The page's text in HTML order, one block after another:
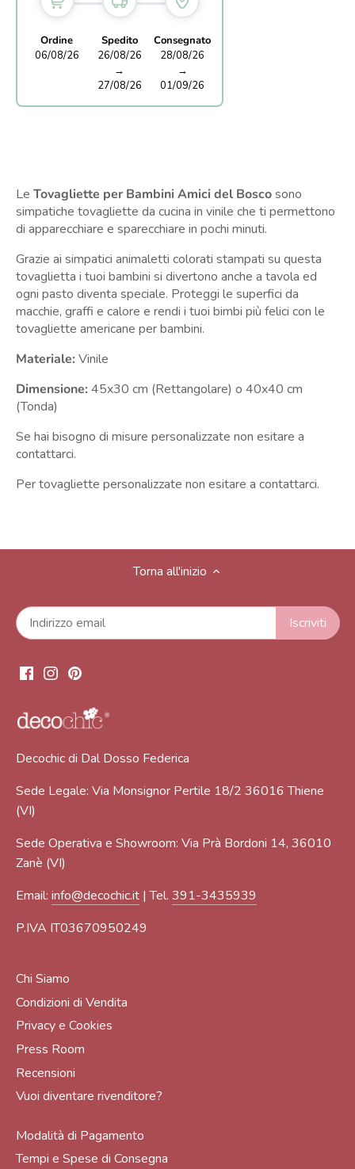
Ordine
06/08/26
Spedito
26/08/26
→
27/08/26
Consegnato
28/08/26
→
01/09/26
Le Tovagliette per Bambini Amici del Boscosono
simpatiche tovagliette da cucina in vinile che ti permettono
di apparecchiare e sparecchiare in pochi minuti.
Grazie ai simpatici animaletti colorati stampati su questa
tovaglietta i tuoi bambini si divertono anche a tavola ed
ogni pasto diventa speciale. Proteggi le superfici da
macchie, graffi e calore e rendi i tuoi bimbi più felici con le
tovagliette americane per bambini.
Materiale: Vinile
Dimensione: 45x30 cm (Rettangolare) o 40x40 cm
(Tonda)
Se hai bisogno di misure personalizzate non esitare a
contattarci.
Per tovagliette personalizzate non esitare a contattarci.
Torna all'inizio
Decochic di Dal Dosso Federica
Sede Legale: Via Monsignor Pertile 18/2 36016 Thiene
(VI)
Sede Operativa e Showroom: Via Prà Bordoni 14, 36010
Zanè (VI)
Email: info@decochic.it | Tel. 391-3435939
P.IVA IT03670950249
Chi Siamo
Condizioni di Vendita
Privacy e Cookies
Press Room
Recensioni
Vuoi diventare rivenditore?
Modalità di Pagamento
Tempi e Spese di Consegna